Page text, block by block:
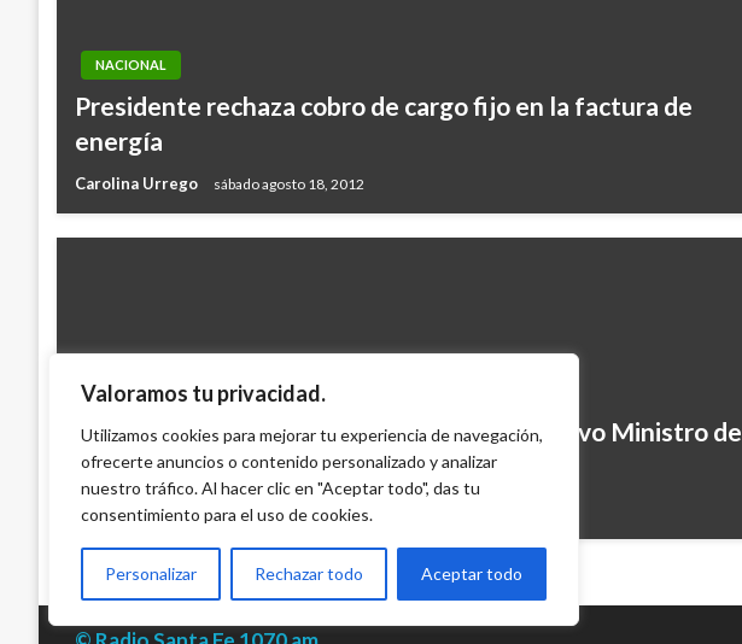
Valoramos tu privacidad.
Utilizamos cookies para mejorar tu experiencia de navegación,
ofrecerte anuncios o contenido personalizado y analizar
nuestro tráfico. Al hacer clic en "Aceptar todo", das tu
consentimiento para el uso de cookies.
Personalizar Rechazar todo Aceptar todo
NACIONAL
Presidente rechaza cobro de cargo fijo en la factura de
energía
Carolina Urrego sábado agosto 18, 2012
NACIONAL
Santos designó a Miguel Peñaloza como nuevo Ministro de
Transporte
Iván Briceño sábado mayo 19, 2012